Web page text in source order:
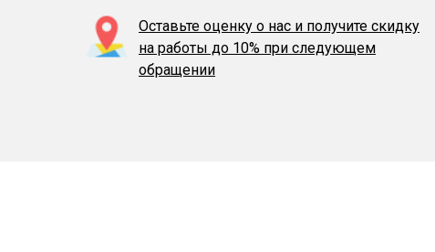
Оставьте оценку о нас и получите скидку
на работы до 10% при следующем
обращении